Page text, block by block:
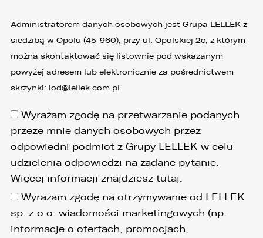
Administratorem danych osobowych jest Grupa LELLEK z
siedzibą w Opolu (45-960), przy ul. Opolskiej 2c, z którym
można skontaktować się listownie pod wskazanym
powyżej adresem lub elektronicznie za pośrednictwem
skrzynki: iod@lellek.com.pl
Wyrażam zgodę na przetwarzanie podanych
przeze mnie danych osobowych przez
odpowiedni podmiot z Grupy LELLEK w celu
udzielenia odpowiedzi na zadane pytanie.
Więcej informacji znajdziesz tutaj.
Wyrażam zgodę na otrzymywanie od LELLEK
sp. z o.o. wiadomości marketingowych (np.
informacje o ofertach, promocjach,